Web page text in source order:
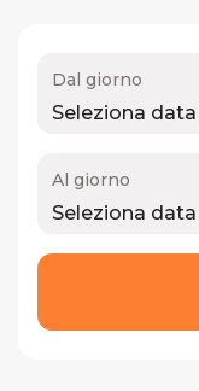
Dal giorno
Al giorno